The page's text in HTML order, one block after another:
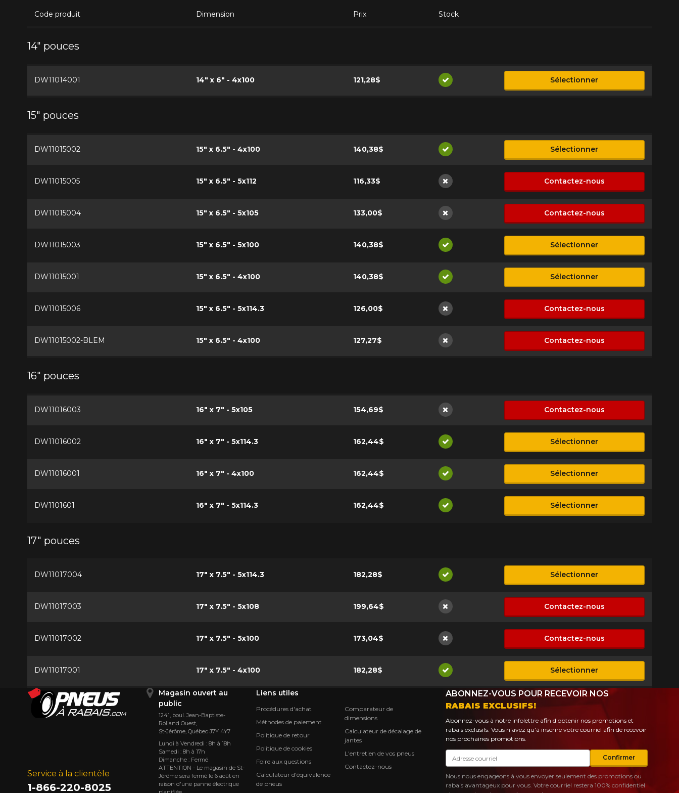
Code produit Dimension Prix Stock
14" pouces
DW11014001 14" x 6" - 4x100 121,28$
Disponible
Sélectionner
15" pouces
DW11015002 15" x 6.5" - 4x100 140,38$
Disponible
Sélectionner
DW11015005 15" x 6.5" - 5x112 116,33$
Non disponible
Contactez-nous
DW11015004 15" x 6.5" - 5x105 133,00$
Non disponible
Contactez-nous
DW11015003 15" x 6.5" - 5x100 140,38$
Disponible
Sélectionner
DW11015001 15" x 6.5" - 4x100 140,38$
Disponible
Sélectionner
DW11015006 15" x 6.5" - 5x114.3 126,00$
Non disponible
Contactez-nous
DW11015002-BLEM 15" x 6.5" - 4x100 127,27$
Non disponible
Contactez-nous
16" pouces
DW11016003 16" x 7" - 5x105 154,69$
Non disponible
Contactez-nous
DW11016002 16" x 7" - 5x114.3 162,44$
Disponible
Sélectionner
DW11016001 16" x 7" - 4x100 162,44$
Disponible
Sélectionner
DW1101601 16" x 7" - 5x114.3 162,44$
Disponible
Sélectionner
17" pouces
DW11017004 17" x 7.5" - 5x114.3 182,28$
Disponible
Sélectionner
DW11017003 17" x 7.5" - 5x108 199,64$
Non disponible
Contactez-nous
DW11017002 17" x 7.5" - 5x100 173,04$
Non disponible
Contactez-nous
DW11017001 17" x 7.5" - 4x100 182,28$
Disponible
Sélectionner
Service à la clientèle
1-866-220-8025
Magasin ouvert au
public
1241, boul. Jean-Baptiste-
Rolland Ouest,
St⁠-⁠Jérôme, Québec J7Y 4Y7
Lundi à Vendredi : 8h à 18h
Samedi : 8h à 17h
Dimanche : Fermé
ATTENTION - Le magasin de St-
Jérôme sera fermé le 6 août en
raison d'une panne électrique
Liens utiles
Procédures d'achat
Méthodes de paiement
Politique de retour
Politique de cookies
Foire aux questions
Calculateur d'équivalence
de pneus
Comparateur de
dimensions
Calculateur de décalage de
jantes
L'entretien de vos pneus
Contactez-nous
ABONNEZ-VOUS POUR RECEVOIR NOS
RABAIS EXCLUSIFS!
Abonnez-vous à notre infolettre afin d'obtenir nos promotions et
rabais exclusifs. Vous n'avez qu'à inscrire votre courriel afin de recevoir
nos prochaines promotions.
Courriel
Confirmer
Nous nous engageons à vous envoyer seulement des promotions ou
rabais avantageux pour vous. Votre courriel restera 100% confidentiel